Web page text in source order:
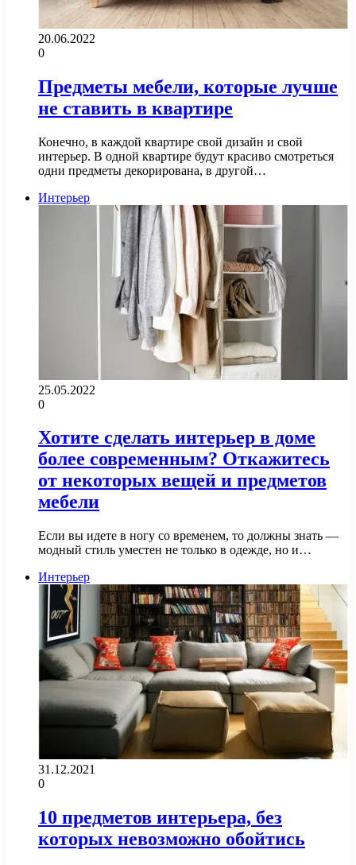
20.06.2022
0
Предметы мебели, которые лучше
не ставить в квартире
Конечно, в каждой квартире свой дизайн и свой
интерьер. В одной квартире будут красиво смотреться
одни предметы декорирована, в другой…
Интерьер
25.05.2022
0
Хотите сделать интерьер в доме
более современным? Откажитесь
от некоторых вещей и предметов
мебели
Если вы идете в ногу со временем, то должны знать —
модный стиль уместен не только в одежде, но и…
Интерьер
31.12.2021
0
10 предметов интерьера, без
которых невозможно обойтись